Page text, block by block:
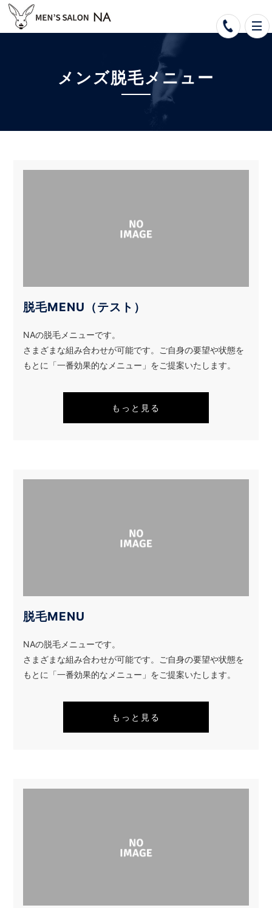
メンズ脱毛メニュー
脱毛MENU（テスト）
NAの脱毛メニューです。
さまざまな組み合わせが可能です。ご自身の要望や状態を
もとに「一番効果的なメニュー」をご提案いたします。
もっと見る
脱毛MENU
NAの脱毛メニューです。
さまざまな組み合わせが可能です。ご自身の要望や状態を
もとに「一番効果的なメニュー」をご提案いたします。
もっと見る